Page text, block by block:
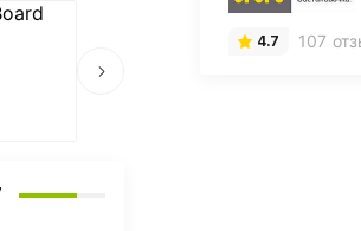
4.7 107